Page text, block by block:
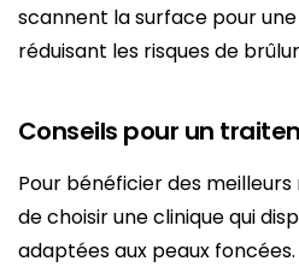
scannent la surface pour
réduisant les risques de
Conseils pour un
Pour bénéficier des
de choisir une clinique qui
adaptées aux peaux